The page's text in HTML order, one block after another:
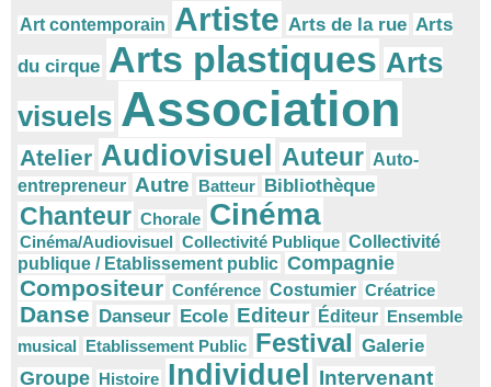
Art contemporain Artiste Arts de la rue Arts
du cirque Arts plastiques Arts
visuels Association
Atelier Audiovisuel Auteur Auto-
entrepreneur Autre Batteur Bibliothèque
Chanteur Chorale Cinéma
Cinéma/Audiovisuel Collectivité Publique Collectivité
publique / Etablissement public Compagnie
Compositeur Conférence Costumier Créatrice
Danse Danseur Ecole Editeur Éditeur Ensemble
musical Etablissement Public Festival Galerie
Groupe Histoire Individuel Intervenant